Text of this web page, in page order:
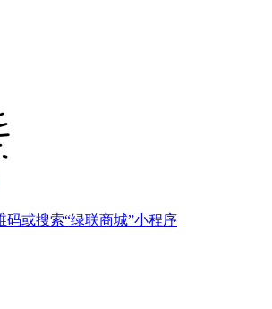
码或搜索“绿联商城”小程序